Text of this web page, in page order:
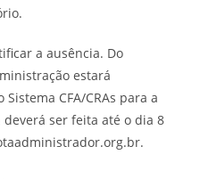
a ausência. Do
estará
CFA/CRAs para a
ser feita até o dia 8